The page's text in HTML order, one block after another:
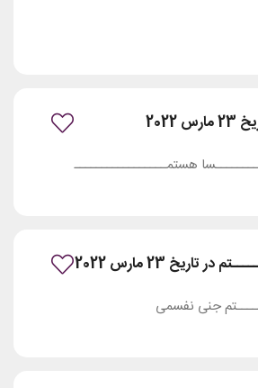
هستمـــــــــــــــــ
تاریخ 23 مارس 2022
جنی نفسمی